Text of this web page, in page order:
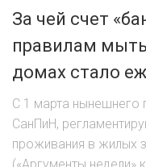
За чей счет
правилам
домах стало
С 1 марта нынешнего
СанПиН,
проживания в жилых